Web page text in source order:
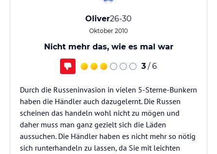
Oliver26-30
Oktober 2010
Nicht mehr das, wie es mal war
3 / 6
Durch die Russeninvasion in vielen 5-Sterne-Bunkern
haben die Händler auch dazugelernt. Die Russen
scheinen das handeln wohl nicht zu mögen und
daher muss man ganz gezielt sich die Läden
aussuchen. Die Händler haben es nicht mehr so nötig
sich runterhandeln zu lassen, da Sie mit leichten